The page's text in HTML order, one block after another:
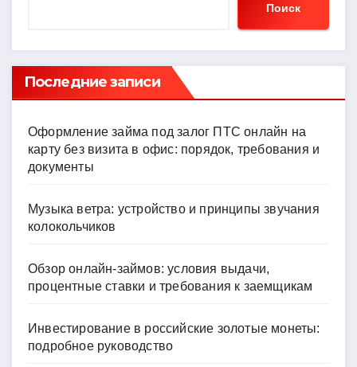
ni
ki
ть
Поиск
Последние записи
Оформление займа под залог ПТС онлайн на
карту без визита в офис: порядок, требования и
документы
Музыка ветра: устройство и принципы звучания
колокольчиков
Обзор онлайн-займов: условия выдачи,
процентные ставки и требования к заемщикам
Инвестирование в российские золотые монеты:
подробное руководство